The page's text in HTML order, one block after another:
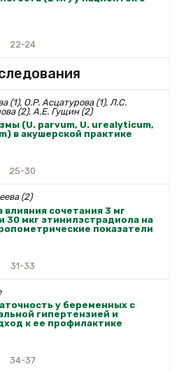
22-24
(1), О.Р. Асцатурова (1), Л.С.
(2), А.Е. Гущин (2)
(U. parvum, U. urealyticum,
в акушерской практике
25-30
(2)
сочетания 3 мг
30 мкг этинилэстрадиола на
показатели
31-33
у беременных с
гипертензией и
к ее профилактике
34-37